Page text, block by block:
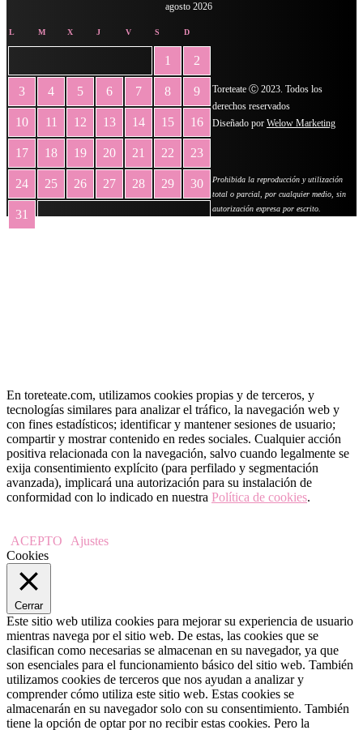
agosto 2026
L M X J V S D
1 2
3 4 5 6 7 8 9
10 11 12 13 14 15 16
17 18 19 20 21 22 23
24 25 26 27 28 29 30
31
Toreteate Ⓒ 2023. Todos los
derechos reservados
Diseñado por Welow Marketing
Prohibida la reproducción y utilización
total o parcial, por cualquier medio, sin
autorización expresa por escrito.
En toreteate.com, utilizamos cookies propias y de terceros, y
tecnologías similares para analizar el tráfico, la navegación web y
con fines estadísticos; identificar y mantener sesiones de usuario;
compartir y mostrar contenido en redes sociales. Cualquier acción
positiva relacionada con la navegación, salvo cuando legalmente se
exija consentimiento explícito (para perfilado y segmentación
avanzada), implicará una autorización para su instalación de
conformidad con lo indicado en nuestra Política de cookies.
ACEPTO
Ajustes
Cookies
Cerrar
Este sitio web utiliza cookies para mejorar su experiencia de usuario
mientras navega por el sitio web. De estas, las cookies que se
clasifican como necesarias se almacenan en su navegador, ya que
son esenciales para el funcionamiento básico del sitio web. También
utilizamos cookies de terceros que nos ayudan a analizar y
comprender cómo utiliza este sitio web. Estas cookies se
almacenarán en su navegador solo con su consentimiento. También
tiene la opción de optar por no recibir estas cookies. Pero la